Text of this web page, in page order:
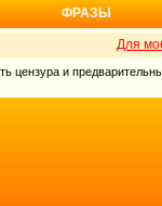
ФРАЗЫ
Для
цензура и